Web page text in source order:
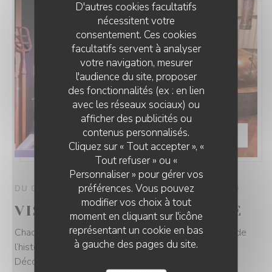
D'autres cookies facultatifs
nécessitent votre
consentement. Ces cookies
facultatifs servent à analyser
votre navigation, mesurer
l'audience du site, proposer
des fonctionnalités (ex : en lien
avec les réseaux sociaux) ou
afficher des publicités ou
contenus personnalisés.
Cliquez sur « Tout accepter », «
Tout refuser » ou «
Personnaliser » pour gérer vos
préférences. Vous pouvez
modifier vos choix à tout
moment en cliquant sur l'icône
représentant un cookie en bas
à gauche des pages du site.
TARIF —
DU 01/01/2026 AU 31/12/2026 DE 18H00 À 18H00
VISITE GUIDÉE BRASSERIE
Chaque 3er samedi du mois à 18h, plongez au cœur de
l’histoire de la bière et de la Brasserie La Choulette !
Découvrez notre matériel de brassage, notre